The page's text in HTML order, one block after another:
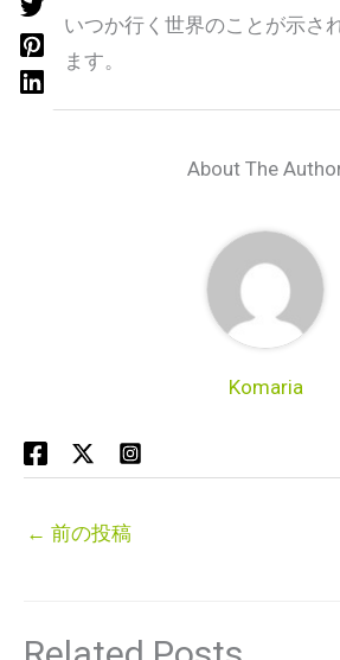
私もいつか行く世界のことが示さ
ています。
About The
Komaria
← 前の投稿